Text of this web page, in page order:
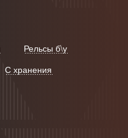
Рельсы б\у
С хранения